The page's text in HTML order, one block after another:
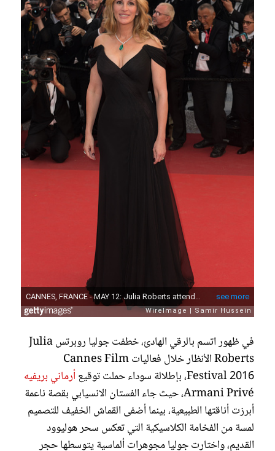
في ظهور اتسم بالرقي الهادئ، خطفت جوليا روبرتس Julia
Roberts الأنظار خلال فعاليات Cannes Film
Festival 2016، بإطلالة سوداء حملت توقيع
أرماني بريفيه
Armani Privé، حيث جاء الفستان الانسيابي بقصة ناعمة
أبرزت أناقتها الطبيعية، بينما أضفى القماش الخفيف للتصميم
لمسة من الفخامة الكلاسيكية التي تعكس سحر هوليوود
القديم، واختارت جوليا مجوهرات ألماسية يتوسطها حجر